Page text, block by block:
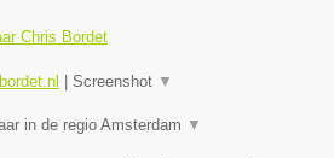
Chris Bordet
| Screenshot ▼
in de regio Amsterdam ▼